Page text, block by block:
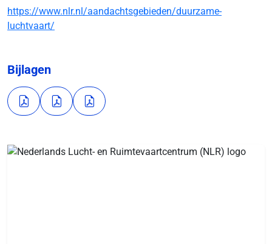
https://www.nlr.nl/aandachtsgebieden/duurzame-
luchtvaart/
Bijlagen